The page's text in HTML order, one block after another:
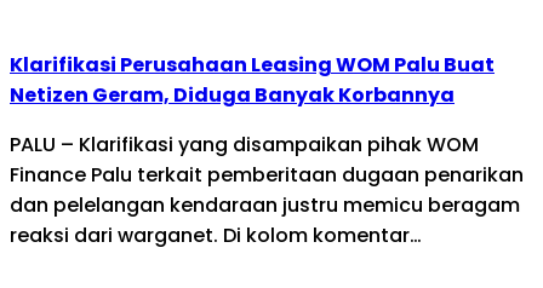
Klarifikasi Perusahaan Leasing WOM Palu Buat
Netizen Geram, Diduga Banyak Korbannya
PALU – Klarifikasi yang disampaikan pihak WOM
Finance Palu terkait pemberitaan dugaan penarikan
dan pelelangan kendaraan justru memicu beragam
reaksi dari warganet. Di kolom komentar…